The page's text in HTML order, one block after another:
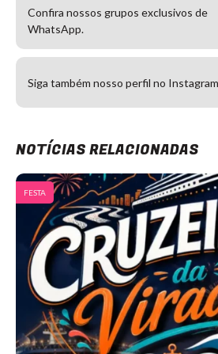
Confira nossos grupos exclusivos de
WhatsApp.
Siga também nosso perfil no
NOTÍCIAS RELACIONADAS
FESTA